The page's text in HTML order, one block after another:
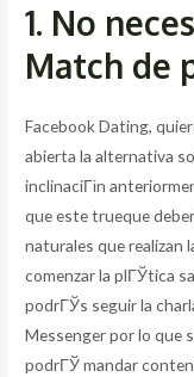
1. No
Match de
Facebook Dating,
abierta la alternativa
inclinaciГіn
que este trueque
naturales que realizan
comenzar la plГЎtica
podrГЎs seguir la
Messenger por lo que
podrГЎ mandar